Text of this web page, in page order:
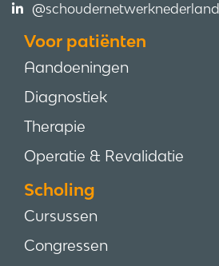
@schoudernetwerknederland
Voor patiënten
Aandoeningen
Diagnostiek
Therapie
Operatie & Revalidatie
Scholing
Cursussen
Congressen